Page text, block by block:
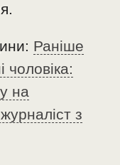
Раніше
чоловіка:
на
з